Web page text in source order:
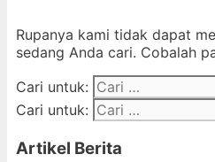
Rupanya kami tidak dapat
sedang Anda cari. Cobalah
Cari untuk:
Cari untuk:
Artikel Berita